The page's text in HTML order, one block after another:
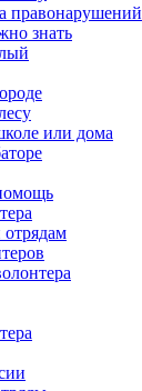
правонарушений
знать
или дома